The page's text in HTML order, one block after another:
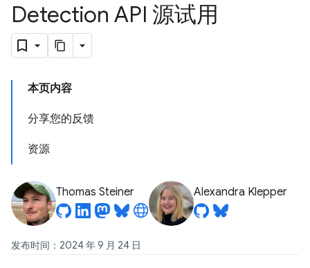
Detection API 源试用
本页内容
分享您的反馈
资源
Thomas Steiner Alexandra Klepper
发布时间：2024 年 9 月 24 日